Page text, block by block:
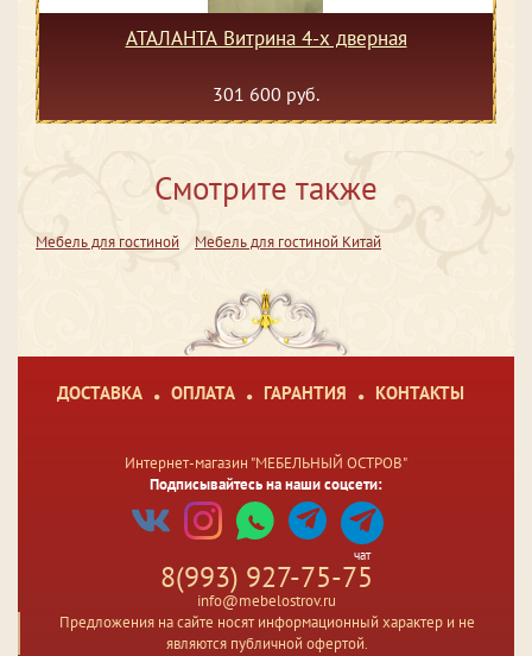
АТАЛАНТА Витрина 4-х дверная
301 600 руб.
Смотрите также
Мебель для гостиной Мебель для гостиной Китай
ДОСТАВКА ОПЛАТА ГАРАНТИЯ КОНТАКТЫ
Интернет-магазин "МЕБЕЛЬНЫЙ ОСТРОВ"
Подписывайтесь на наши соцсети:
чат
8(993) 927-75-75
info@mebelostrov.ru
Предложения на сайте носят информационный характер и не
являются публичной офертой.